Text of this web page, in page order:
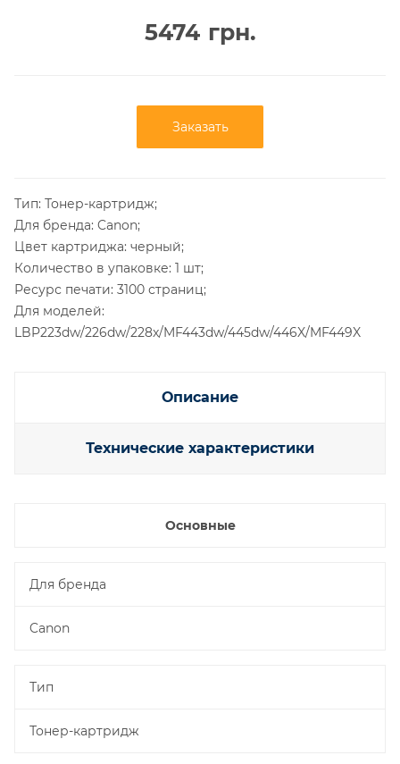
5474 грн.
Заказать
Тип: Тонер-картридж;
Для бренда: Canon;
Цвет картриджа: черный;
Количество в упаковке: 1 шт;
Ресурс печати: 3100 страниц;
Для моделей:
LBP223dw/226dw/228x/MF443dw/445dw/446X/MF449X
Описание
Технические характеристики
Основные
Для бренда
Canon
Тип
Тонер-картридж